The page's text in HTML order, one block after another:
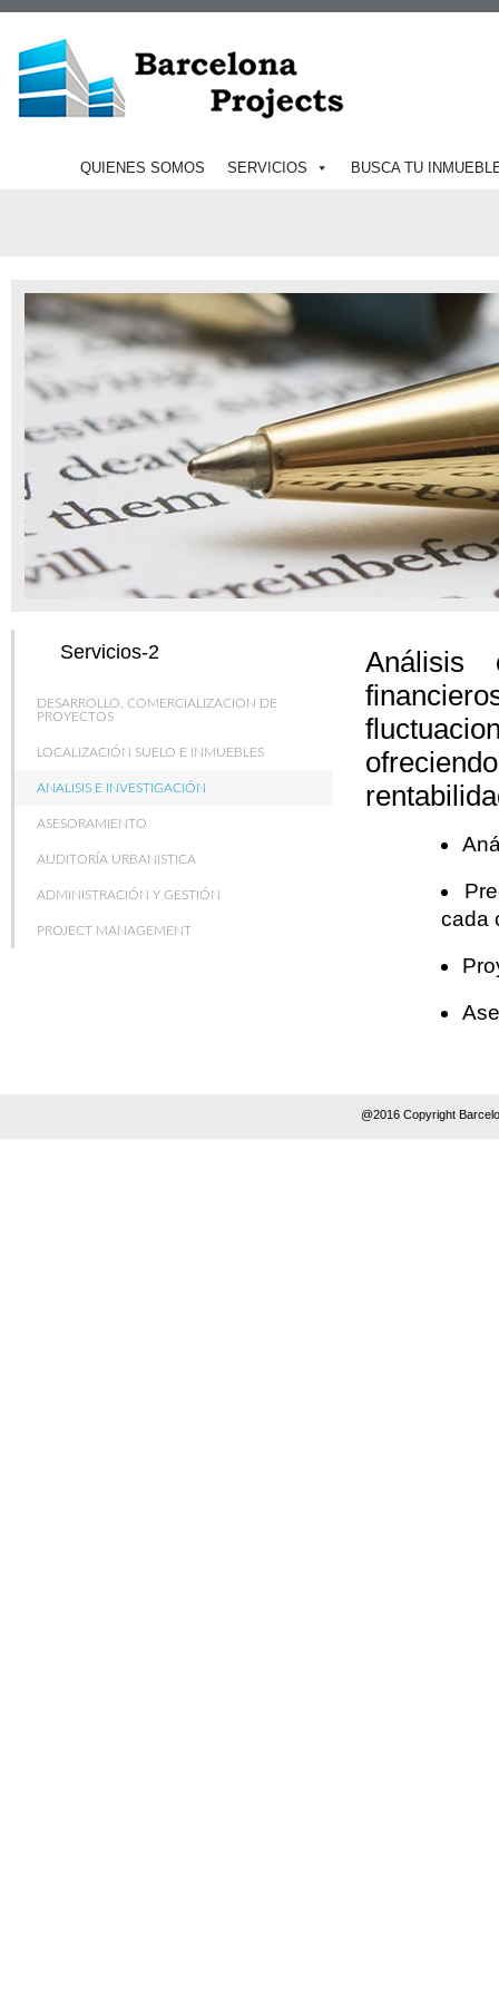
QUIENES SOMOS SERVICIOS BUSCA TU
Servicios-2
DESARROLLO, COMERCIALIZACION DE
PROYECTOS
LOCALIZACIÓN SUELO E INMUEBLES
ANALISIS E INVESTIGACIÓN
ASESORAMIENTO
AUDITORÍA URBANISTICA
ADMINISTRACIÓN Y GESTIÓN
PROJECT MANAGEMENT
Análisis
cada
@2016 Copyright